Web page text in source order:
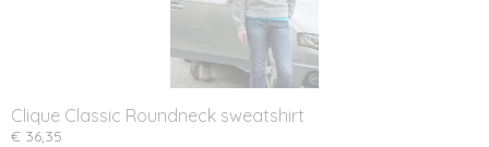
Clique Classic Roundneck sweatshirt
€ 36,35